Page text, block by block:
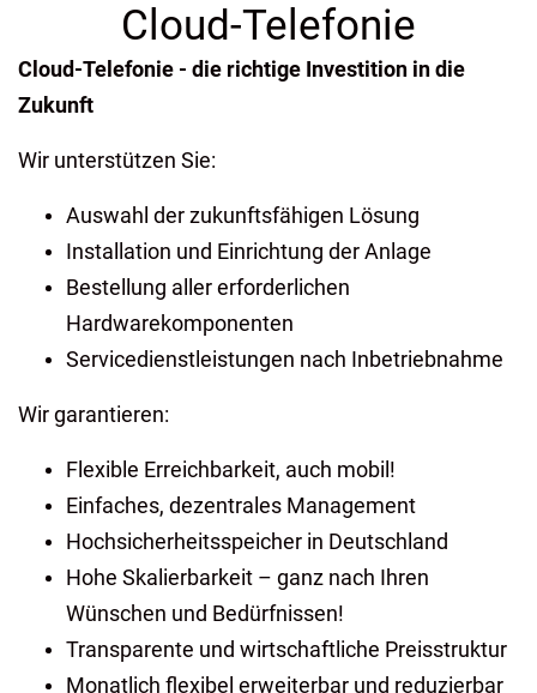
Cloud-Telefonie
Cloud-Telefonie - die richtige Investition in die
Zukunft
Wir unterstützen Sie:
Auswahl der zukunftsfähigen Lösung
Installation und Einrichtung der Anlage
Bestellung aller erforderlichen
Hardwarekomponenten
Servicedienstleistungen nach Inbetriebnahme
Wir garantieren:
Flexible Erreichbarkeit, auch mobil!
Einfaches, dezentrales Management
Hochsicherheitsspeicher in Deutschland
Hohe Skalierbarkeit – ganz nach Ihren
Wünschen und Bedürfnissen!
Transparente und wirtschaftliche Preisstruktur
Monatlich flexibel erweiterbar und reduzierbar